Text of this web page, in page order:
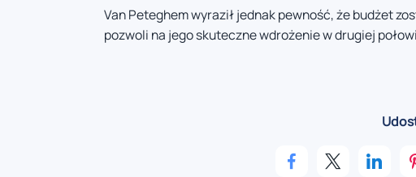
Van Peteghem wyraził jednak pewność, że budżet
pozwoli na jego skuteczne wdrożenie w drugiej